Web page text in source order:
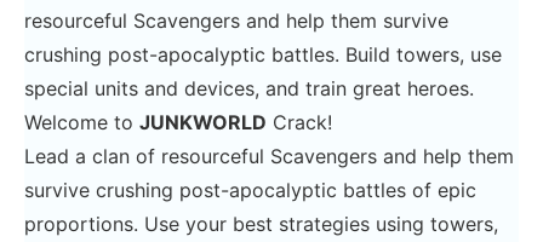
resourceful Scavengers and help them survive
crushing post-apocalyptic battles. Build towers, use
special units and devices, and train great heroes.
Welcome to JUNKWORLD Crack!
Lead a clan of resourceful Scavengers and help them
survive crushing post-apocalyptic battles of epic
proportions. Use your best strategies using towers,